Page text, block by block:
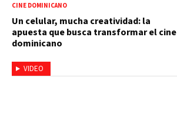
VIDEO
CINE DOMINICANO
Un celular, mucha creatividad: la
apuesta que busca transformar el cine
dominicano